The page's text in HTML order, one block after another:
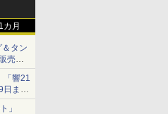
1カ月
タン
売の
「響21
日まで
」